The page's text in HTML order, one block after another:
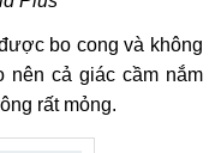
bo cong và không
nên cả giác cầm nắm
rất mỏng.